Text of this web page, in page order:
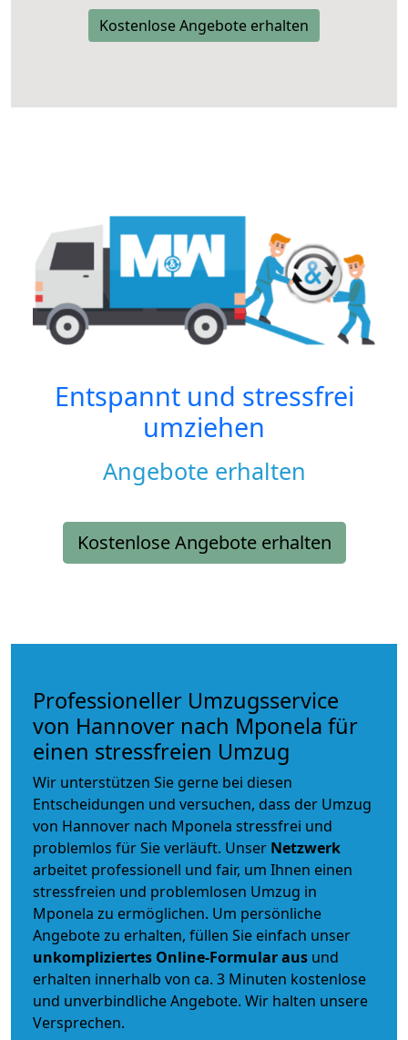
Kostenlose Angebote erhalten
Entspannt und stressfrei
umziehen
Angebote erhalten
Kostenlose Angebote erhalten
Professioneller Umzugsservice
von Hannover nach Mponela für
einen stressfreien Umzug
Wir unterstützen Sie gerne bei diesen
Entscheidungen und versuchen, dass der Umzug
von Hannover nach Mponela stressfrei und
problemlos für Sie verläuft. Unser Netzwerk
arbeitet professionell und fair, um Ihnen einen
stressfreien und problemlosen Umzug in
Mponela zu ermöglichen. Um persönliche
Angebote zu erhalten, füllen Sie einfach unser
unkompliziertes Online-Formular aus und
erhalten innerhalb von ca. 3 Minuten kostenlose
und unverbindliche Angebote. Wir halten unsere
Versprechen.